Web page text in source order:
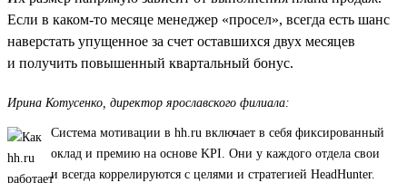
Если в каком-то месяце менеджер «просел», всегда есть шанс
наверстать упущенное за счет оставшихся двух месяцев
и получить повышенный квартальный бонус.
Ирина Котусенко, директор ярославского филиала:
Система мотивации в hh.ru включает в себя фиксированный
оклад и премию на основе KPI. Они у каждого отдела свои
и всегда коррелируются с целями и стратегией HeadHunter.